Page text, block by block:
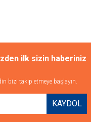
ilk sizin haberiniz
bizi takip etmeye başlayın.
KAYDOL